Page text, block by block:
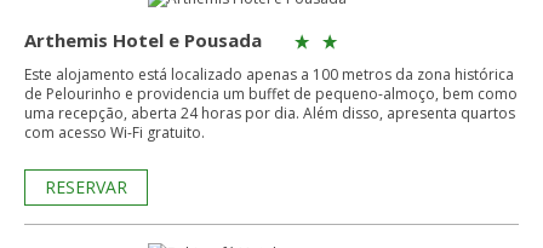
Arthemis Hotel e Pousada
Este alojamento está localizado apenas a 100 metros da zona histórica
de Pelourinho e providencia um buffet de pequeno-almoço, bem como
uma recepção, aberta 24 horas por dia. Além disso, apresenta quartos
com acesso Wi-Fi gratuito.
RESERVAR